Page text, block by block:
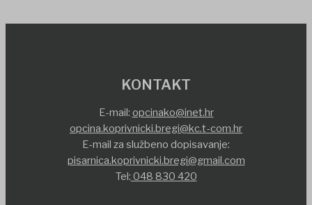
KONTAKT
E-mail: opcinako@inet.hr
opcina.koprivnicki.bregi@kc.t-com.hr
E-mail za službeno dopisavanje:
pisarnica.koprivnicki.bregi@gmail.com
Tel: 048 830 420